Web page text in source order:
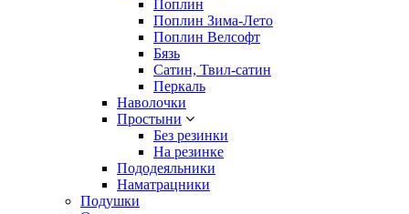
Поплин
Поплин Зима-Лето
Поплин Велсофт
Бязь
Сатин, Твил-сатин
Перкаль
Наволочки
Простыни
Без резинки
На резинке
Пододеяльники
Наматрацники
Подушки